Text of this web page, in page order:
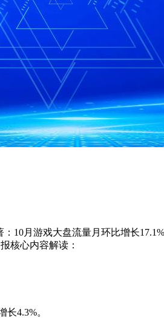
月游戏大盘流量月环比增长
核心内容解读：
4.3%。